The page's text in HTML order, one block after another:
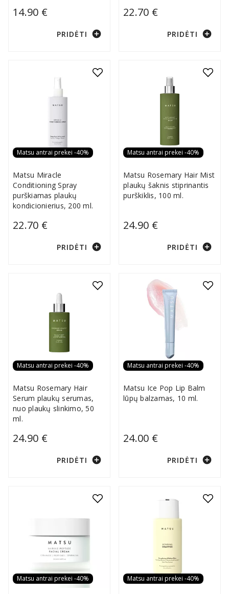
14.90 €
PRIDĖTI add_circle
22.70 €
PRIDĖTI add_circle
Matsu antrai prekei -40%
Matsu Miracle
Conditioning Spray
purškiamas plaukų
kondicionierius, 200 ml.
22.70 €
PRIDĖTI add_circle
Matsu antrai prekei -40%
Matsu Rosemary Hair Mist
plaukų šaknis stiprinantis
purškiklis, 100 ml.
24.90 €
PRIDĖTI add_circle
Matsu antrai prekei -40%
Matsu Rosemary Hair
Serum plaukų serumas,
nuo plaukų slinkimo, 50
ml.
24.90 €
PRIDĖTI add_circle
Matsu antrai prekei -40%
Matsu Ice Pop Lip Balm
lūpų balzamas, 10 ml.
24.00 €
PRIDĖTI add_circle
Matsu antrai prekei -40% Matsu antrai prekei -40%